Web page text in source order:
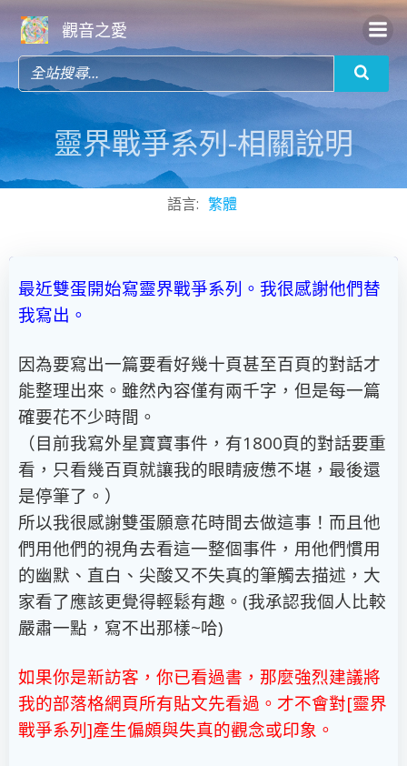
content
觀音之愛
靈界戰爭系列-相關說明
語言: 繁體
最近雙蛋開始寫靈界戰爭系列。我很感謝他們替
我寫出。
因為要寫出一篇要看好幾十頁甚至百頁的對話才
能整理出來。雖然內容僅有兩千字，但是每一篇
確要花不少時間。
（目前我寫外星寶寶事件，有1800頁的對話要重
看，只看幾百頁就讓我的眼睛疲憊不堪，最後還
是停筆了。）
所以我很感謝雙蛋願意花時間去做這事！ 而且他
們用他們的視角去看這一整個事件，用他們慣用
的幽默、直白、尖酸又不失真的筆觸去描述，大
家看了應該更覺得輕鬆有趣。 (我承認我個人比較
嚴肅一點，寫不出那樣~哈)
如果你是新訪客，你已看過書，那麼強烈建議將
我的部落格網頁所有貼文先看過。才不會對[靈界
戰爭系列]產生偏頗與失真的觀念或印象。